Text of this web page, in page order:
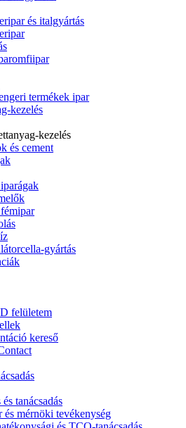
és italgyártás
termékek ipar
kezelés
kezelés
és cement
gyártás
felületem
kereső
tanácsadás
és mérnöki tevékenység